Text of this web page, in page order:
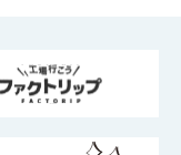
ィ経営